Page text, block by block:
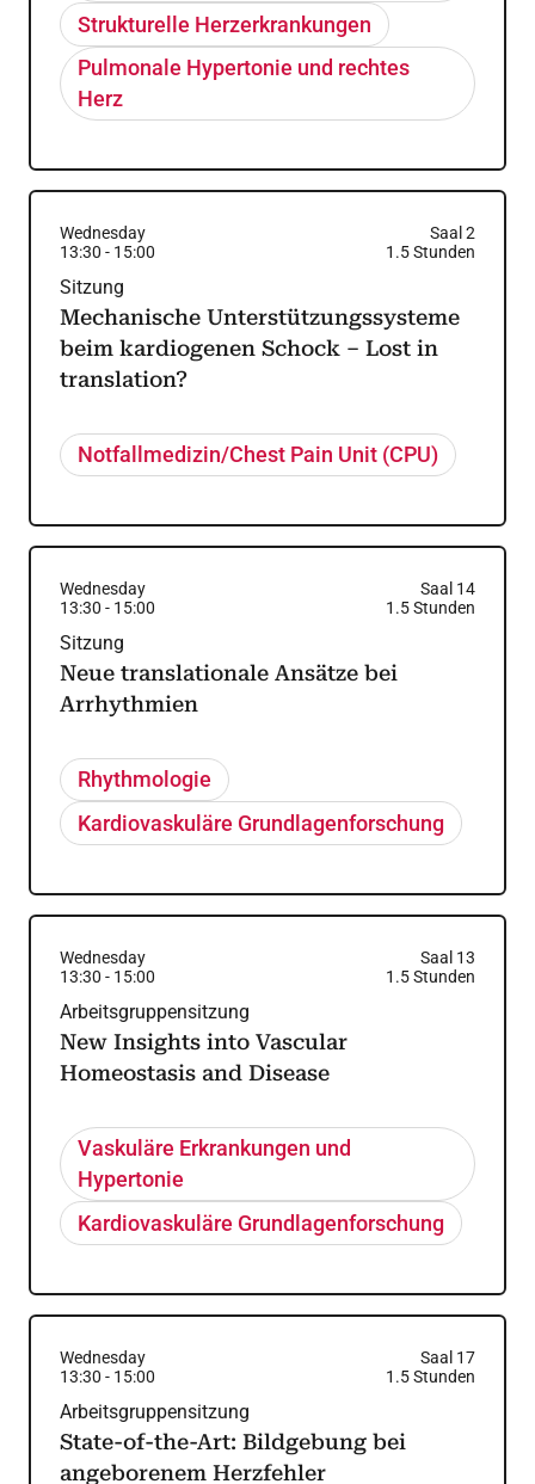
Strukturelle Herzerkrankungen
Pulmonale Hypertonie und rechtes
Herz
Wednesday
Saal 2
13:30 - 15:00 1.5Stunden
Sitzung
Mechanische Unterstützungssysteme
beim kardiogenen Schock – Lost in
translation?
Notfallmedizin/Chest Pain Unit (CPU)
Wednesday
Saal 14
13:30 - 15:00 1.5Stunden
Sitzung
Neue translationale Ansätze bei
Arrhythmien
Rhythmologie
Kardiovaskuläre Grundlagenforschung
Wednesday
Saal 13
13:30 - 15:00 1.5Stunden
Arbeitsgruppensitzung
New Insights into Vascular
Homeostasis and Disease
Vaskuläre Erkrankungen und
Hypertonie
Kardiovaskuläre Grundlagenforschung
Wednesday
Saal 17
13:30 - 15:00 1.5Stunden
Arbeitsgruppensitzung
State-of-the-Art: Bildgebung bei
angeborenem Herzfehler